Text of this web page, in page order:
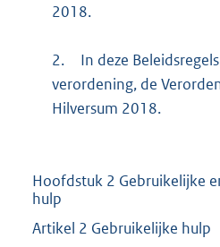
2018.
2.
In deze
verordening, de
Hilversum 2018.
Hoofdstuk 2 Gebruikelijke
hulp
Artikel 2 Gebruikelijke hulp